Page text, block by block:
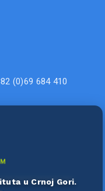
(0)69 684 410
u Crnoj Gori.